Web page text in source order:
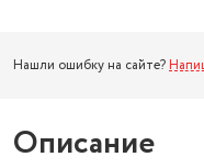
Нашли ошибку на сайте?
Описание